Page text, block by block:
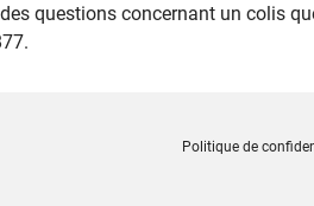
questions concernant un colis
Politique de